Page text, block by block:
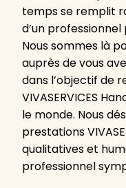
temps se remplit
d’un
Nous sommes là
auprès de vous
dans l’objectif de
VIVASERVICES
le monde. Nous
prestations
qualitatives et
professionnel